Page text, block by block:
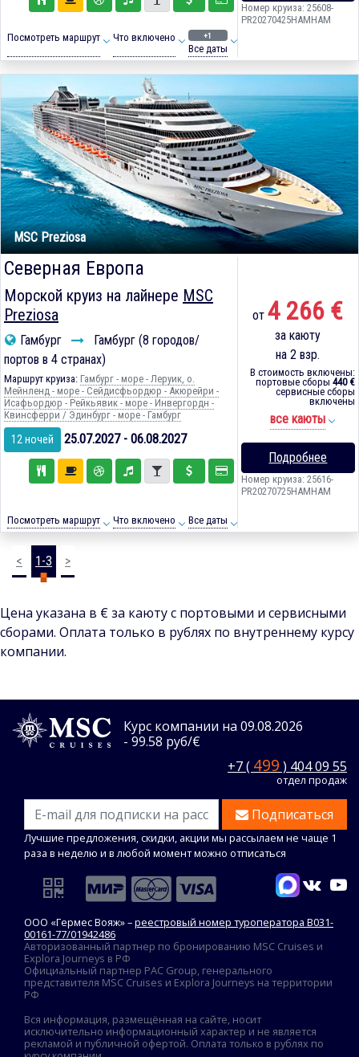
Посмотреть маршрут Что включено +1
Все даты
Номер круиза: 25608-
PR20270425HAMHAM
MSC Preziosa
Северная Европа
Морской круиз на лайнере MSC
Preziosa
Гамбург
Гамбург (8 городов/
портов в 4 странах)
Маршрут круиза: Гамбург - море - Леруик, о.
Мейнленд - море - Сейдисфьордюр - Акюрейри -
Исафьордюр - Рейкьявик - море - Инвергордн -
Квинсферри / Эдинбург - море - Гамбург
12 ночей 25.07.2027 - 06.08.2027
Посмотреть маршрут Что включено Все даты
от4 266 €
за каюту
на 2 взр.
В стоимость включены:
портовые сборы 440 €
сервисные сборы
включены
все каюты
Подробнее
Номер круиза: 25616-
PR20270725HAMHAM
< 1-3 >
Цена указана в € за каюту с портовыми и сервисными
сборами. Оплата только в рублях по внутреннему курсу
компании.
Курс компании на 09.08.2026
- 99.58 руб/€
+7 ( 499 ) 404 09 55
отдел продаж
Подписаться
Лучшие предложения, скидки, акции мы рассылаем не чаще 1
раза в неделю и в любой момент можно отписаться
ООО «Гермес Вояж» –реестровый номер туроператора В031-
00161-77/01942486
Авторизованный партнер по бронированию MSC Cruises и
Explora Journeys в РФ
Официальный партнер PAC Group, генерального
представителя MSC Cruises и Explora Journeys на территории
РФ
Вся информация, размещённая на сайте, носит
исключительно информационный характер и не является
рекламой и публичной офертой. Оплата только в рублях по